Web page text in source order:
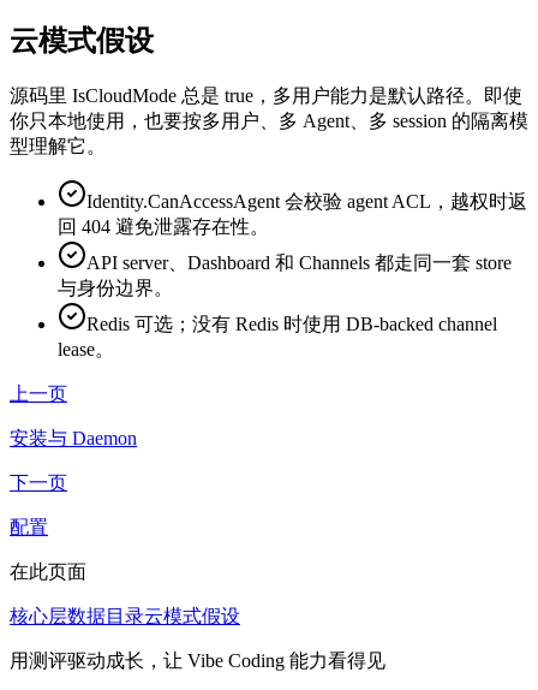
云模式假设
源码里 IsCloudMode 总是 true，多用户能力是默认路径。即使
你只本地使用，也要按多用户、多 Agent、多 session 的隔离模
型理解它。
Identity.CanAccessAgent 会校验 agent ACL，越权时返
回 404 避免泄露存在性。
API server、Dashboard 和 Channels 都走同一套 store
与身份边界。
Redis 可选；没有 Redis 时使用 DB-backed channel
lease。
上一页
安装与 Daemon
下一页
配置
在此页面
核心层数据目录云模式假设
用测评驱动成长，让 Vibe Coding 能力看得见